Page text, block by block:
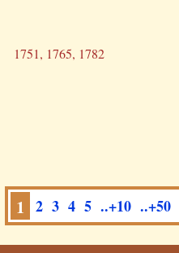
1751, 1765, 1782
1 2 3 4 5 ..+10 ..+50